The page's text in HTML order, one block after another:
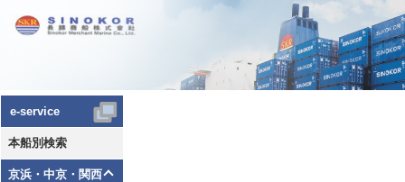
e-service
本船別検索
京浜・中京・関西